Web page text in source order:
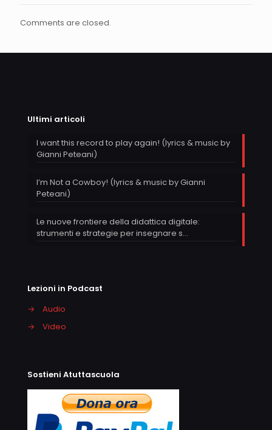
Comments are closed.
Ultimi articoli
I want this record to play again! (lyrics & music by
Gianni Peteani)
I’m Not a Cowboy! (lyrics & music by Gianni
Peteani)
Le nuove frontiere della didattica digitale:
strumenti e strategie per insegnare s…
Lezioni in Podcast
→
Audio
→
Video
Sostieni Atuttascuola